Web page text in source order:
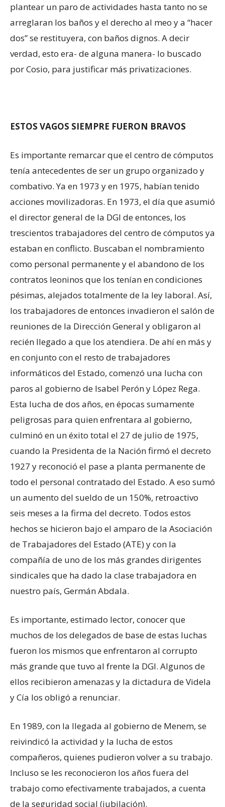
plantear un paro de actividades hasta tanto no se
arreglaran los baños y el derecho al meo y a “hacer
dos” se restituyera, con baños dignos. A decir
verdad, esto era- de alguna manera- lo buscado
por Cosio, para justificar más privatizaciones.
ESTOS VAGOS SIEMPRE FUERON BRAVOS
Es importante remarcar que el centro de cómputos
tenía antecedentes de ser un grupo organizado y
combativo. Ya en 1973 y en 1975, habían tenido
acciones movilizadoras. En 1973, el día que asumió
el director general de la DGI de entonces, los
trescientos trabajadores del centro de cómputos ya
estaban en conflicto. Buscaban el nombramiento
como personal permanente y el abandono de los
contratos leoninos que los tenían en condiciones
pésimas, alejados totalmente de la ley laboral. Así,
los trabajadores de entonces invadieron el salón de
reuniones de la Dirección General y obligaron al
recién llegado a que los atendiera. De ahí en más y
en conjunto con el resto de trabajadores
informáticos del Estado, comenzó una lucha con
paros al gobierno de Isabel Perón y López Rega.
Esta lucha de dos años, en épocas sumamente
peligrosas para quien enfrentara al gobierno,
culminó en un éxito total el 27 de julio de 1975,
cuando la Presidenta de la Nación firmó el decreto
1927 y reconoció el pase a planta permanente de
todo el personal contratado del Estado. A eso sumó
un aumento del sueldo de un 150%, retroactivo
seis meses a la firma del decreto. Todos estos
hechos se hicieron bajo el amparo de la Asociación
de Trabajadores del Estado (ATE) y con la
compañía de uno de los más grandes dirigentes
sindicales que ha dado la clase trabajadora en
nuestro país, Germán Abdala.
Es importante, estimado lector, conocer que
muchos de los delegados de base de estas luchas
fueron los mismos que enfrentaron al corrupto
más grande que tuvo al frente la DGI. Algunos de
ellos recibieron amenazas y la dictadura de Videla
y Cía los obligó a renunciar.
En 1989, con la llegada al gobierno de Menem, se
reivindicó la actividad y la lucha de estos
compañeros, quienes pudieron volver a su trabajo.
Incluso se les reconocieron los años fuera del
trabajo como efectivamente trabajados, a cuenta
de la seguridad social (jubilación).